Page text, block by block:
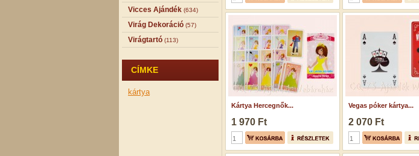
Vicces Ajándék (634)
Virág Dekoráció (57)
Virágtartó (113)
CÍMKE
kártya
Kártya Hercegnők...
1 970 Ft
Vegas póker kártya...
2 070 Ft